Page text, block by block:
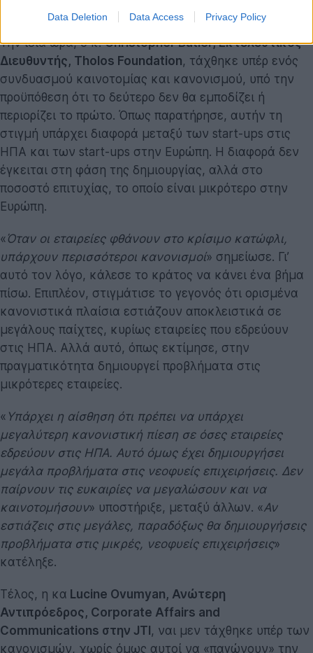
Data Deletion Data Access Privacy Policy
να περιορίσει τις επιπτώσεις των κανονισμών.
Την ίδια ώρα, ο κ.Christopher Butler, Εκτελεστικός
Διευθυντής, Tholos Foundation, τάχθηκε υπέρ ενός
συνδυασμού καινοτομίας και κανονισμού, υπό την
προϋπόθεση ότι το δεύτερο δεν θα εμποδίζει ή
περιορίζει το πρώτο. Όπως παρατήρησε, αυτήν τη
στιγμή υπάρχει διαφορά μεταξύ των start-ups στις
ΗΠΑ και των start-ups στην Ευρώπη. Η διαφορά δεν
έγκειται στη φάση της δημιουργίας, αλλά στο
ποσοστό επιτυχίας, το οποίο είναι μικρότερο στην
Ευρώπη.
« Όταν οι εταιρείες φθάνουν στο κρίσιμο κατώφλι,
υπάρχουν περισσότεροι κανονισμοί» σημείωσε. Γι’
αυτό τον λόγο, κάλεσε το κράτος να κάνει ένα βήμα
πίσω. Επιπλέον, στιγμάτισε το γεγονός ότι ορισμένα
κανονιστικά πλαίσια εστιάζουν αποκλειστικά σε
μεγάλους παίχτες, κυρίως εταιρείες που εδρεύουν
στις ΗΠΑ. Αλλά αυτό, όπως εκτίμησε, στην
πραγματικότητα δημιουργεί προβλήματα στις
μικρότερες εταιρείες.
« Υπάρχει η αίσθηση ότι πρέπει να υπάρχει
μεγαλύτερη κανονιστική πίεση σε όσες εταιρείες
εδρεύουν στις ΗΠΑ. Αυτό όμως έχει δημιουργήσει
μεγάλα προβλήματα στις νεοφυείς επιχειρήσεις. Δεν
παίρνουν τις ευκαιρίες να μεγαλώσουν και να
καινοτομήσουν» υποστήριξε, μεταξύ άλλων. «Αν
εστιάζεις στις μεγάλες, παραδόξως θα δημιουργήσεις
προβλήματα στις μικρές, νεοφυείς επιχειρήσεις»
κατέληξε.
Τέλος, η κα Lucine Ovumyan, Ανώτερη
Αντιπρόεδρος, Corporate Affairs and
Communications στην JTI, ναι μεν τάχθηκε υπέρ των
κανονισμών, χωρίς όμως αυτοί να «παγώνουν» την